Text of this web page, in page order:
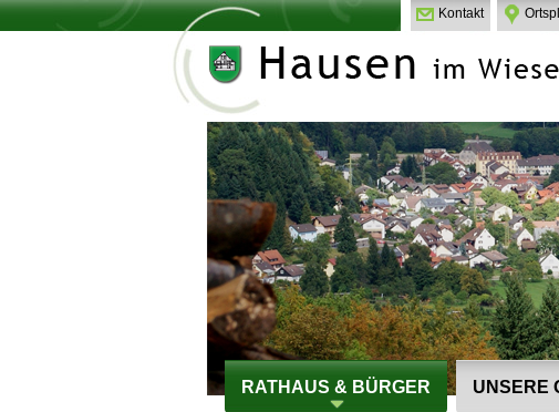
Kontakt
RATHAUS & BÜRGER UNSERE